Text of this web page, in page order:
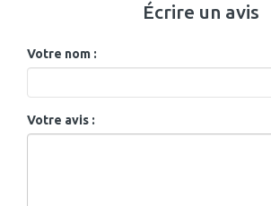
Écrire un avis
Votre nom :
Votre avis :